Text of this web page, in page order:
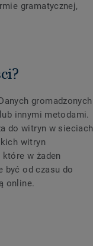
gramatycznej,
gromadzonych
innymi metodami.
do witryn w sieciach
witryn
w żaden
być od czasu do
online.